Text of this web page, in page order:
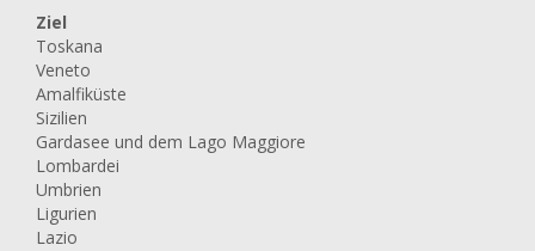
Ziel
Toskana
Veneto
Amalfiküste
Sizilien
Gardasee und dem Lago Maggiore
Lombardei
Umbrien
Ligurien
Lazio